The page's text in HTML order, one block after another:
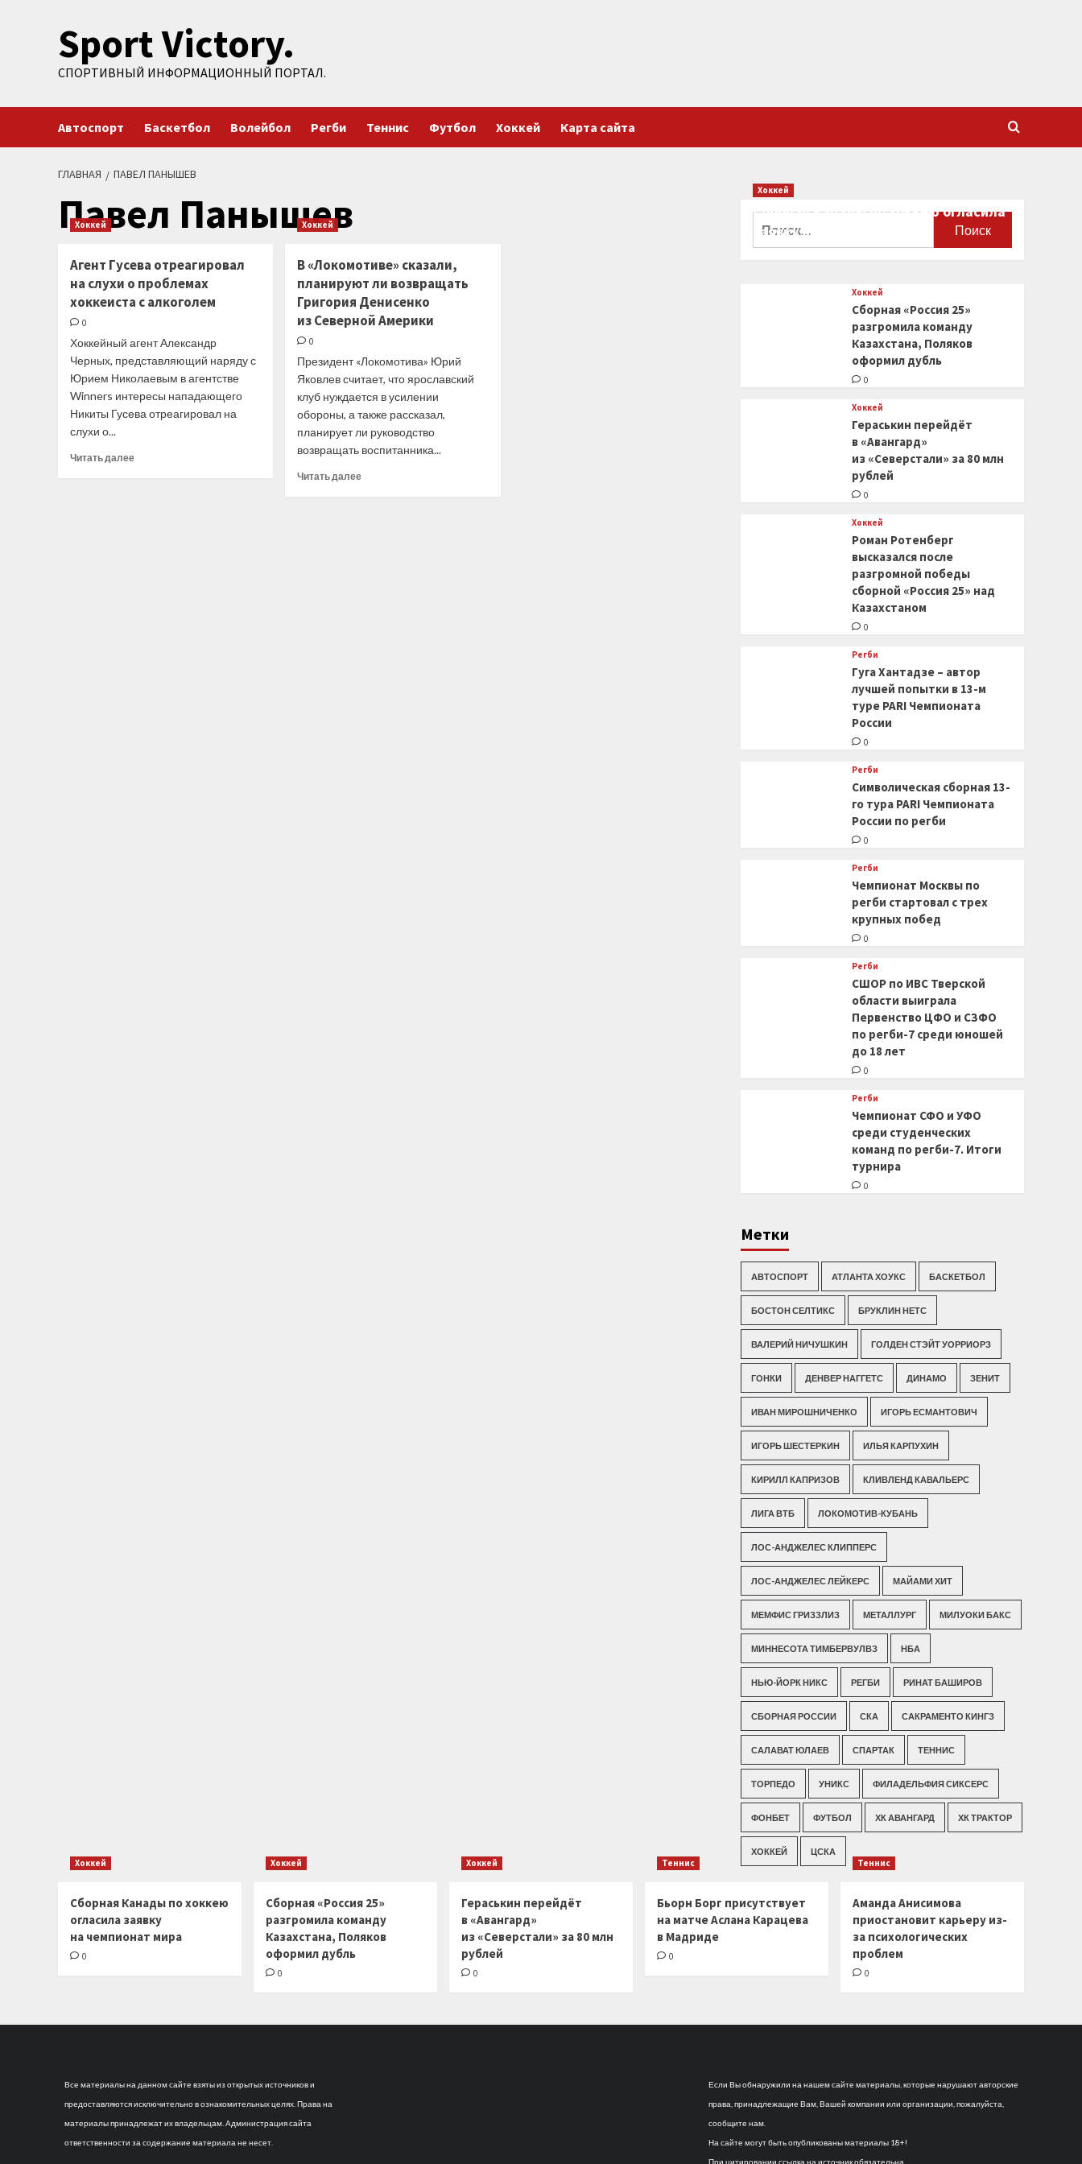
содержимомуSport Victory.
СПОРТИВНЫЙ ИНФОРМАЦИОННЫЙ ПОРТАЛ.
Автоспорт Баскетбол Волейбол Регби Теннис Футбол Хоккей Карта сайта
ГЛАВНАЯ ПАВЕЛ ПАНЫШЕВ
Павел Панышев
Хоккей
Агент Гусева отреагировал
на слухи о проблемах
хоккеиста с алкоголем
0
Хоккейный агент Александр
Черных, представляющий наряду с
Юрием Николаевым в агентстве
Winners интересы нападающего
Никиты Гусева отреагировал на
слухи о...
Читать далееПрочитать
Хоккей
В «Локомотиве» сказали,
планируют ли возвращать
Григория Денисенко
из Северной Америки
0
Президент «Локомотива» Юрий
Яковлев считает, что ярославский
клуб нуждается в усилении
обороны, а также рассказал,
планирует ли руководство
возвращать воспитанника...
Читать далееПрочитать
Хоккей
Сборная Канады по хоккею огласила
заявку на чемпионат мира
Хоккей
Сборная «Россия 25»
разгромила команду
Казахстана, Поляков
оформил дубль
0
Хоккей
Гераськин перейдёт
в «Авангард»
из «Северстали» за 80 млн
рублей
0
Хоккей
Роман Ротенберг
высказался после
разгромной победы
сборной «Россия 25» над
Казахстаном
0
Регби
Гуга Хантадзе – автор
лучшей попытки в 13-м
туре PARI Чемпионата
России
0
Регби
Символическая сборная 13-
го тура PARI Чемпионата
России по регби
0
Регби
Чемпионат Москвы по
регби стартовал с трех
крупных побед
0
Регби
СШОР по ИВС Тверской
области выиграла
Первенство ЦФО и СЗФО
по регби-7 среди юношей
до 18 лет
0
Регби
Чемпионат СФО и УФО
среди студенческих
команд по регби-7. Итоги
турнира
0
Метки
АВТОСПОРТ АТЛАНТА ХОУКС БАСКЕТБОЛ
БОСТОН СЕЛТИКС БРУКЛИН НЕТС
ВАЛЕРИЙ НИЧУШКИН ГОЛДЕН СТЭЙТ УОРРИОРЗ
ГОНКИ ДЕНВЕР НАГГЕТС ДИНАМО ЗЕНИТ
ИВАН МИРОШНИЧЕНКО ИГОРЬ ЕСМАНТОВИЧ
ИГОРЬ ШЕСТЕРКИН ИЛЬЯ КАРПУХИН
КИРИЛЛ КАПРИЗОВ КЛИВЛЕНД КАВАЛЬЕРС
ЛИГА ВТБ ЛОКОМОТИВ-КУБАНЬ
ЛОС-АНДЖЕЛЕС КЛИППЕРС
ЛОС-АНДЖЕЛЕС ЛЕЙКЕРС МАЙАМИ ХИТ
МЕМФИС ГРИЗЗЛИЗ МЕТАЛЛУРГ МИЛУОКИ БАКС
МИННЕСОТА ТИМБЕРВУЛВЗ НБА
НЬЮ-ЙОРК НИКС РЕГБИ РИНАТ БАШИРОВ
СБОРНАЯ РОССИИ СКА САКРАМЕНТО КИНГЗ
САЛАВАТ ЮЛАЕВ СПАРТАК ТЕННИС
ТОРПЕДО УНИКС ФИЛАДЕЛЬФИЯ СИКСЕРС
ФОНБЕТ ФУТБОЛ ХК АВАНГАРД ХК ТРАКТОР
ХОККЕЙ ЦСКА
Хоккей
Сборная Канады по хоккею
огласила заявку
на чемпионат мира
0
Хоккей
Сборная «Россия 25»
разгромила команду
Казахстана, Поляков
оформил дубль
0
Хоккей
Гераськин перейдёт
в «Авангард»
из «Северстали» за 80 млн
рублей
0
Теннис
Бьорн Борг присутствует
на матче Аслана Карацева
в Мадриде
0
Теннис
Аманда Анисимова
приостановит карьеру из-
за психологических
проблем
0
Все материалы на данном сайте взяты из открытых источников и
предоставляются исключительно в ознакомительных целях. Права на
материалы принадлежат их владельцам. Администрация сайта
ответственности за содержание материала не несет.
Если Вы обнаружили на нашем сайте материалы, которые нарушают авторские
права, принадлежащие Вам, Вашей компании или организации, пожалуйста,
сообщите нам.
На сайте могут быть опубликованы материалы 18+!
При цитировании ссылка на источник обязательна.